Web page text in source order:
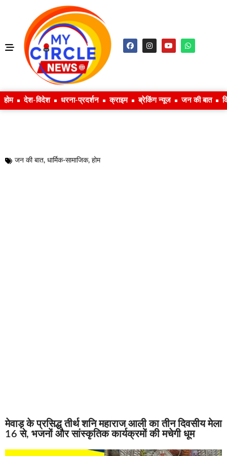
होम देश-विदेश धरना-प्रदर्शन क्राइम ब्रेकिंग न्यूज जन की बात
जन की बात, धार्मिक-सामाजिक, होम
मेवाड़ के प्रसिद्ध तीर्थ शनि महाराज आली का तीन दिवसीय मेला
16 से, भजनों और सांस्कृतिक कार्यक्रमों की मचेगी धूम